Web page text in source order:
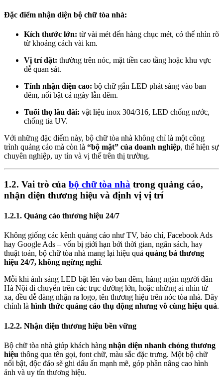
Đặc điểm nhận diện bộ chữ tòa nhà:
Kích thước lớn: từ vài mét đến hàng chục mét, có thể nhìn rõ
từ khoảng cách vài km.
Vị trí đặt: thường trên nóc, mặt tiền cao tầng hoặc khu vực
dễ quan sát.
Tính nhận diện cao: bộ chữ gắn LED phát sáng vào ban
đêm, nổi bật cả ngày lẫn đêm.
Tuổi thọ lâu dài: vật liệu inox 304/316, LED chống nước,
chống tia UV.
Với những đặc điểm này, bộ chữ tòa nhà không chỉ là một công
trình quảng cáo mà còn là “bộ mặt” của doanh nghiệp, thể hiện sự
chuyên nghiệp, uy tín và vị thế trên thị trường.
1.2. Vai trò của bộ chữ tòa nhà trong quảng cáo,
nhận diện thương hiệu và định vị vị trí
1.2.1. Quảng cáo thương hiệu 24/7
Không giống các kênh quảng cáo như TV, báo chí, Facebook Ads
hay Google Ads – vốn bị giới hạn bởi thời gian, ngân sách, hay
thuật toán, bộ chữ tòa nhà mang lại hiệu quả quảng bá thương
hiệu 24/7, không ngừng nghỉ.
Mỗi khi ánh sáng LED bật lên vào ban đêm, hàng ngàn người dân
Hà Nội di chuyển trên các trục đường lớn, hoặc những ai nhìn từ
xa, đều dễ dàng nhận ra logo, tên thương hiệu trên nóc tòa nhà. Đây
chính là hình thức quảng cáo thụ động nhưng vô cùng hiệu quả.
1.2.2. Nhận diện thương hiệu bền vững
Bộ chữ tòa nhà giúp khách hàng nhận diện nhanh chóng thương
hiệu thông qua tên gọi, font chữ, màu sắc đặc trưng. Một bộ chữ
nổi bật, độc đáo sẽ ghi dấu ấn mạnh mẽ, góp phần nâng cao hình
ảnh và uy tín thương hiệu.